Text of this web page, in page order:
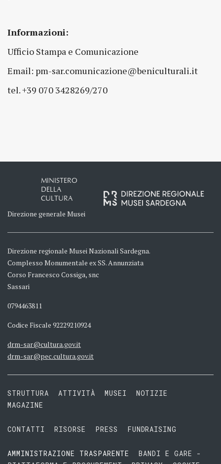
Informazioni:
Ufficio Stampa e Comunicazione
Email: pm-sar.comunicazione@beniculturali.it
tel. +39 070 3428269/270
MINISTERO
DELLA
CULTURA
Direzione generale Musei
Direzione regionale Musei Nazionali Sardegna.
Complesso Monumentale ex SS. Annunziata
Corso Francesco Cossiga, snc
Sassari
0794463811
Codice Fiscale 92229210924
drm-sar@cultura.gov.it
drm-sar@pec.cultura.gov.it
STRUTTURA ATTIVITÀ MUSEI
NOTIZIE
MAGAZINE
CONTATTI RISORSE PRESS FUNDRAISING
AMMINISTRAZIONE TRASPARENTE
BANDI E GARE -